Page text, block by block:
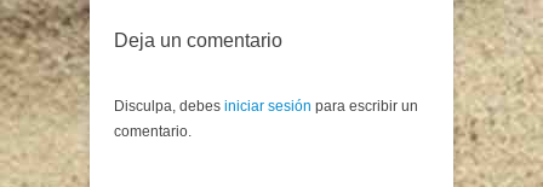
Deja un comentario
Disculpa, debes iniciar sesión para escribir un
comentario.